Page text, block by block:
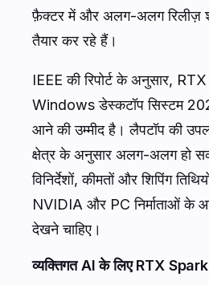
फ़ैक्टर में और अलग-अलग रिलीज़
तैयार कर रहे हैं।
IEEE की रिपोर्ट के अनुसार,
Windows डेस्कटॉप सिस्टम
आने की उम्मीद है। लैपटॉप की
क्षेत्र के अनुसार अलग-अलग हो
विनिर्देशों, कीमतों और शिपिंग
NVIDIA और PC निर्माताओं के
देखने चाहिए।
व्यक्तिगत AI के लिए RTX Spark